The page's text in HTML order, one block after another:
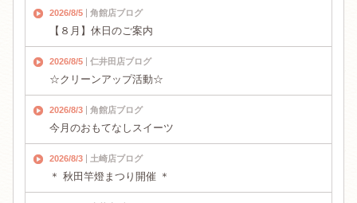
2026/8/5 角館店ブログ
【８月】休日のご案内
2026/8/5 仁井田店ブログ
☆クリーンアップ活動☆
2026/8/3 角館店ブログ
今月のおもてなしスイーツ
2026/8/3 土崎店ブログ
＊ 秋田竿燈まつり開催 ＊